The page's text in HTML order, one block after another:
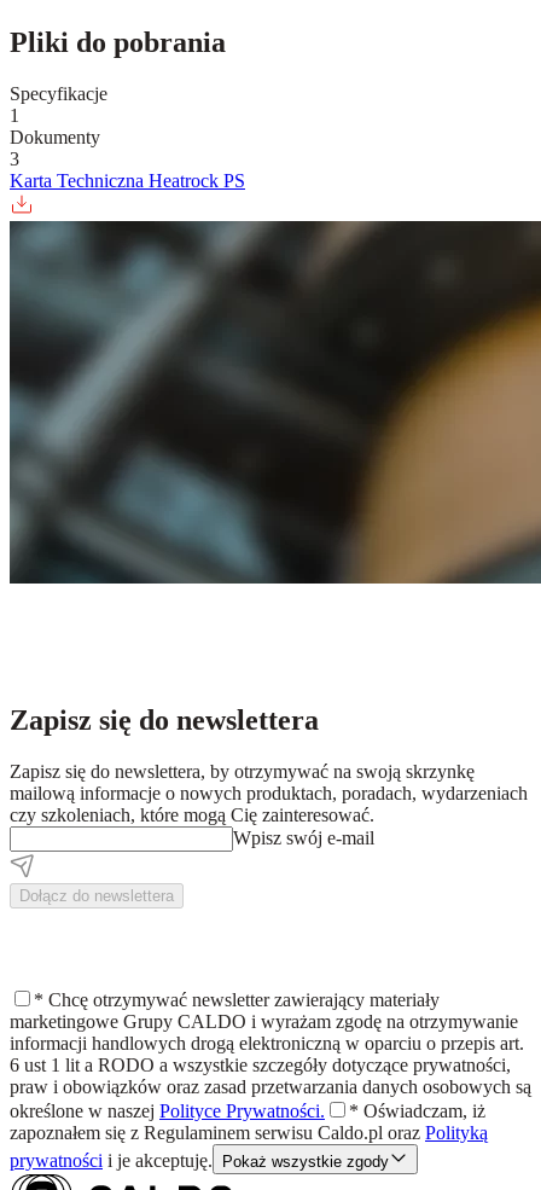
Pliki do pobrania
Specyfikacje
1
Dokumenty
3
Karta Techniczna Heatrock PS
Zapisz się do newslettera
Zapisz się do newslettera, by otrzymywać na swoją skrzynkę
mailową informacje o nowych produktach, poradach, wydarzeniach
czy szkoleniach, które mogą Cię zainteresować.
Wpisz swój e-mail
Dołącz do newslettera
* Chcę otrzymywać newsletter zawierający materiały
marketingowe Grupy CALDO i wyrażam zgodę na otrzymywanie
informacji handlowych drogą elektroniczną w oparciu o przepis art.
6 ust 1 lit a RODO a wszystkie szczegóły dotyczące prywatności,
praw i obowiązków oraz zasad przetwarzania danych osobowych są
określone w naszej Polityce Prywatności. * Oświadczam, iż
zapoznałem się z Regulaminem serwisu Caldo.pl oraz Polityką
prywatności i je akceptuję. Pokaż wszystkie zgody